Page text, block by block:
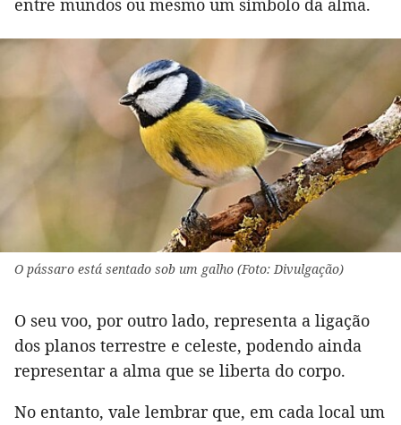
entre mundos ou mesmo um símbolo da alma.
O pássaro está sentado sob um galho (Foto: Divulgação)
O seu voo, por outro lado, representa a ligação
dos planos terrestre e celeste, podendo ainda
representar a alma que se liberta do corpo.
No entanto, vale lembrar que, em cada local um